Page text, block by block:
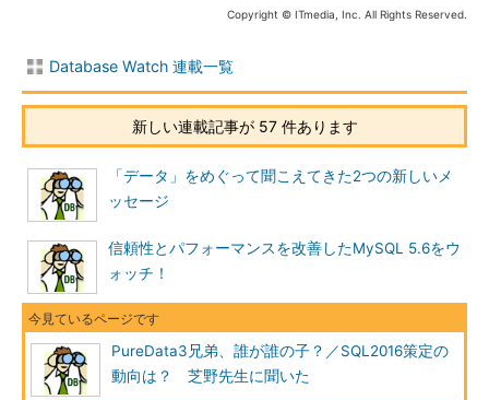
業部 原沢滋氏がデモを披露しました。
原沢氏にはデモサンプルとして、200GB、21億件の売上明細デ
ータを用意していただきました。
日本IBM ソフトウェ
ア事業 インフォメ
ーション・マネジメ
このサンプルデータを使い、N1001とN2001で
します。発行したSQLコマンドは、全件を対象
としたcount、sum、group byです。かかった時
間はN2001で約2秒、N1001で6～7秒程度でし
みとして「簡易性」「スピード」「低TCO」を
挙げていました。PureData System for AnalyticsはNetezzaの時
から分析向けに徹底的に割り切ることで性能を高め、運用負荷を
Copyright © ITmedia, Inc. All Rights Reserved.
Database Watch 連載一覧
新しい連載記事が 57 件あります
「データ」をめぐって聞こえてきた2つの新しいメ
ッセージ
信頼性とパフォーマンスを改善したMySQL 5.6をウ
ォッチ！
PureData3兄弟、誰が誰の子？／SQL2016策定の
動向は？ 芝野先生に聞いた